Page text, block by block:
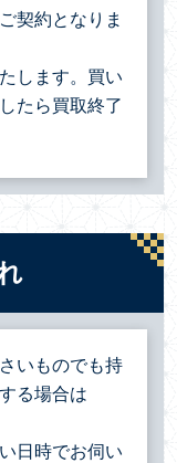
契約となりま
します。買い
たら買取終了
いものでも持
る場合は
日時でお伺い